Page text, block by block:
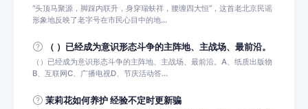
“头顶马聚源，脚踩内联升，身穿瑞蚨祥，腰缠四大恒”，这首老北京民谣
形象地反映了老字号在市民心目中的地...
（ ）已经成为意识形态斗争的主阵地、主战场、最前沿。
（）已经成为意识形态斗争的主阵地、主战场、最前沿。A、纸质出版物
B、互联网C、广播电视D、节庆活动答...
茉莉花如何养护 经验不定时更新骗